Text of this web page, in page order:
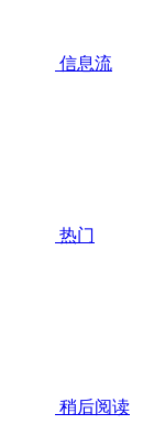
信息流
热门
稍后阅读